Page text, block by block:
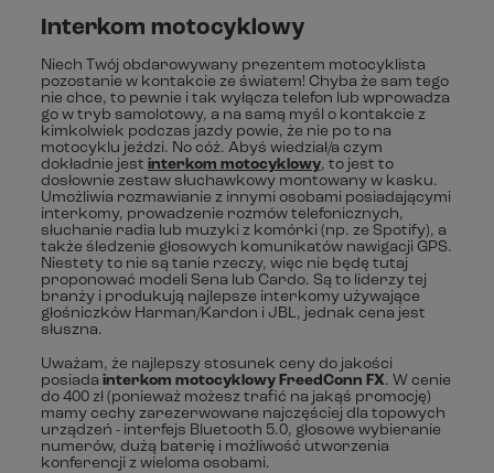
Interkom motocyklowy
Niech Twój obdarowywany prezentem motocyklista
pozostanie w kontakcie ze światem! Chyba że sam tego
nie chce, to pewnie i tak wyłącza telefon lub wprowadza
go w tryb samolotowy, a na samą myśl o kontakcie z
kimkolwiek podczas jazdy powie, że nie po to na
motocyklu jeździ. No cóż. Abyś wiedział/a czym
dokładnie jest interkom motocyklowy, to jest to
dosłownie zestaw słuchawkowy montowany w kasku.
Umożliwia rozmawianie z innymi osobami posiadającymi
interkomy, prowadzenie rozmów telefonicznych,
słuchanie radia lub muzyki z komórki (np. ze Spotify), a
także śledzenie głosowych komunikatów nawigacji GPS.
Niestety to nie są tanie rzeczy, więc nie będę tutaj
proponować modeli Sena lub Cardo. Są to liderzy tej
branży i produkują najlepsze interkomy używające
głośniczków Harman/Kardon i JBL, jednak cena jest
słuszna.
Uważam, że najlepszy stosunek ceny do jakości
posiada interkom motocyklowy FreedConn FX. W cenie
do 400 zł (ponieważ możesz trafić na jakąś promocję)
mamy cechy zarezerwowane najczęściej dla topowych
urządzeń - interfejs Bluetooth 5.0, głosowe wybieranie
numerów, dużą baterię i możliwość utworzenia
konferencji z wieloma osobami.